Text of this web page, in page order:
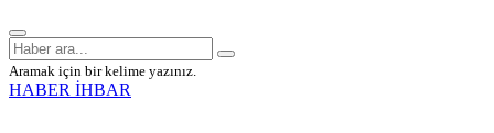
Aramak için bir kelime yazınız.
HABER İHBAR